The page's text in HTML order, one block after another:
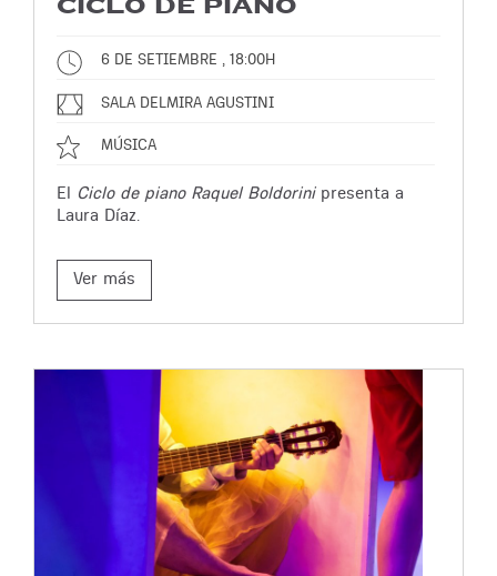
CICLO DE PIANO
6 DE SETIEMBRE , 18:00H
SALA DELMIRA AGUSTINI
MÚSICA
El Ciclo de piano Raquel Boldorinipresenta a
Laura Díaz.
Ver más